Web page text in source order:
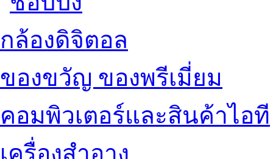
กล้องดิจิตอล
ของขวัญ ของพรีเมี่ยม
คอมพิวเตอร์และสินค้าไอที
เครื่องสำอาง